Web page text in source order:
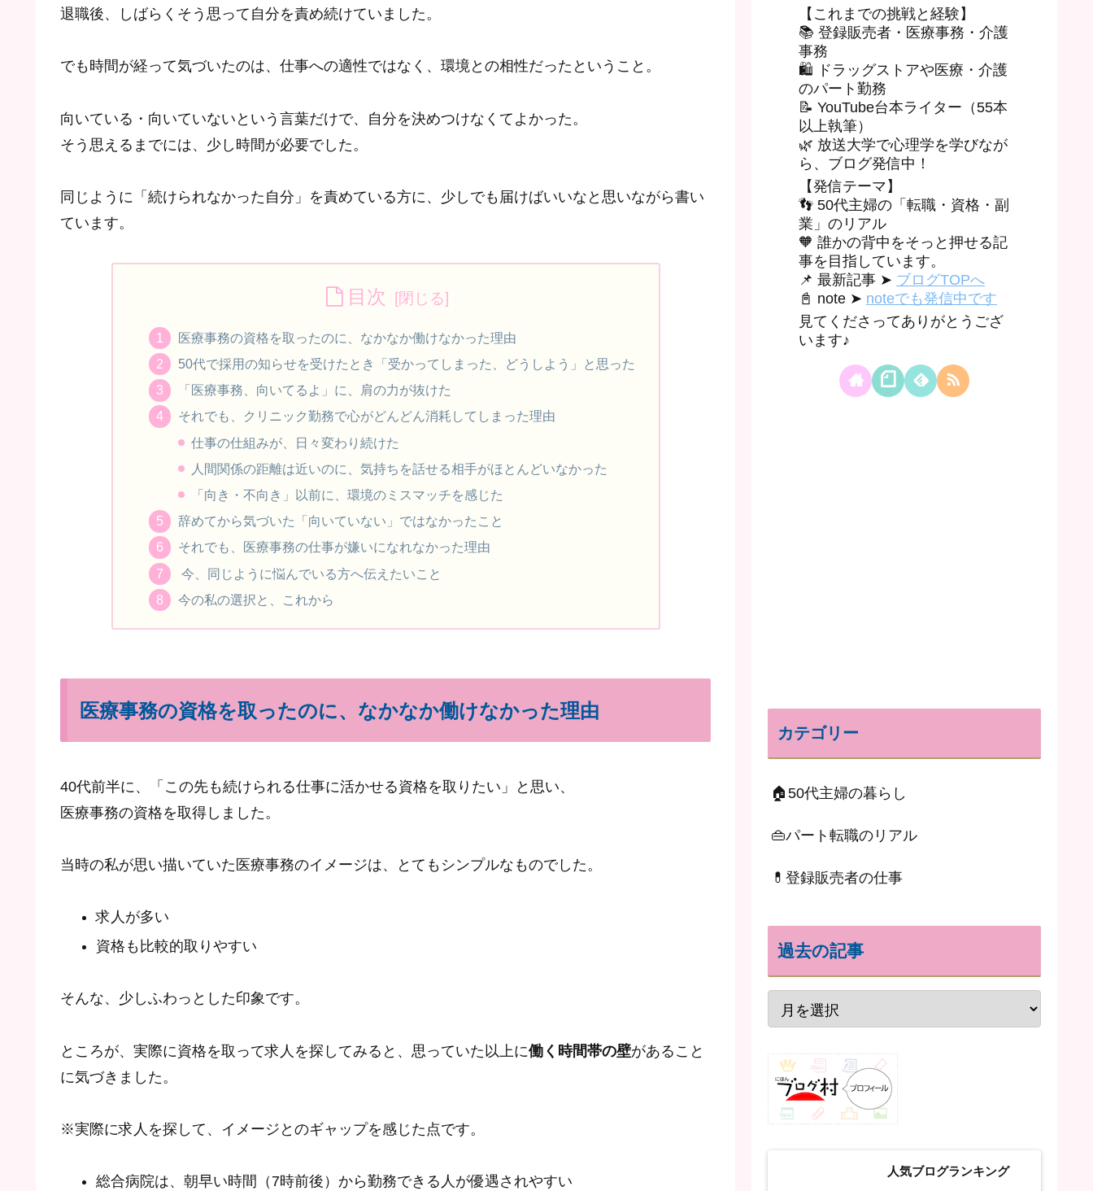
退職後、しばらくそう思って自分を責め続けていました。
でも時間が経って気づいたのは、仕事への適性ではなく、環境との相性だったということ。
向いている・向いていないという言葉だけで、自分を決めつけなくてよかった。
そう思えるまでには、少し時間が必要でした。
同じように「続けられなかった自分」を責めている方に、少しでも届けばいいなと思いながら書い
ています。
目次
医療事務の資格を取ったのに、なかなか働けなかった理由
50代で採用の知らせを受けたとき「受かってしまった、どうしよう」と思った
「医療事務、向いてるよ」に、肩の力が抜けた
それでも、クリニック勤務で心がどんどん消耗してしまった理由
仕事の仕組みが、日々変わり続けた
人間関係の距離は近いのに、気持ちを話せる相手がほとんどいなかった
「向き・不向き」以前に、環境のミスマッチを感じた
辞めてから気づいた「向いていない」ではなかったこと
それでも、医療事務の仕事が嫌いになれなかった理由
今、同じように悩んでいる方へ伝えたいこと
今の私の選択と、これから
医療事務の資格を取ったのに、なかなか働けなかった理由
40代前半に、「この先も続けられる仕事に活かせる資格を取りたい」と思い、
医療事務の資格を取得しました。
当時の私が思い描いていた医療事務のイメージは、とてもシンプルなものでした。
求人が多い
資格も比較的取りやすい
そんな、少しふわっとした印象です。
ところが、実際に資格を取って求人を探してみると、思っていた以上に働く時間帯の壁があること
に気づきました。
※実際に求人を探して、イメージとのギャップを感じた点です。
総合病院は、朝早い時間（7時前後）から勤務できる人が優遇されやすい
【これまでの挑戦と経験】
📚 登録販売者・医療事務・介護
事務
🛍 ドラッグストアや医療・介護
のパート勤務
📝 YouTube台本ライター（55本
以上執筆）
🌿 放送大学で心理学を学びなが
ら、ブログ発信中！
【発信テーマ】
👣 50代主婦の「転職・資格・副
業」のリアル
🧡 誰かの背中をそっと押せる記
事を目指しています。
📌 最新記事 ➤ ブログTOPへ
📓 note ➤ noteでも発信中です
見てくださってありがとうござ
います♪
カテゴリー
🏠50代主婦の暮らし
👜パート転職のリアル
💊登録販売者の仕事
過去の記事
人気ブログランキング